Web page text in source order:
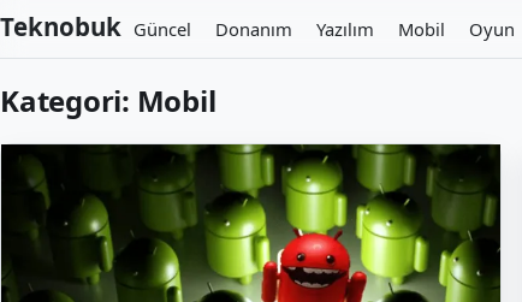
Teknobuk Güncel Donanım Yazılım Mobil Oyun
Kategori: Mobil